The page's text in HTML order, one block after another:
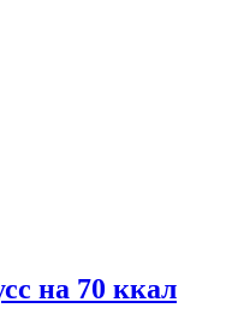
на 70 ккал